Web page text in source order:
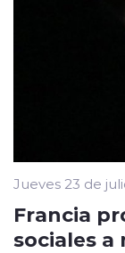
Jueves 23 de
Francia
sociales a